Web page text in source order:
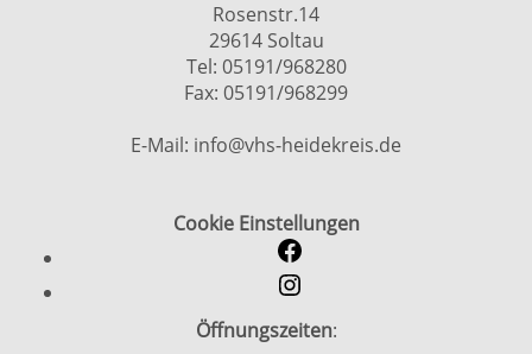
Rosenstr.14
29614 Soltau
Tel: 05191/968280
Fax: 05191/968299
E-Mail: info@vhs-heidekreis.de
Cookie Einstellungen
Öffnungszeiten: